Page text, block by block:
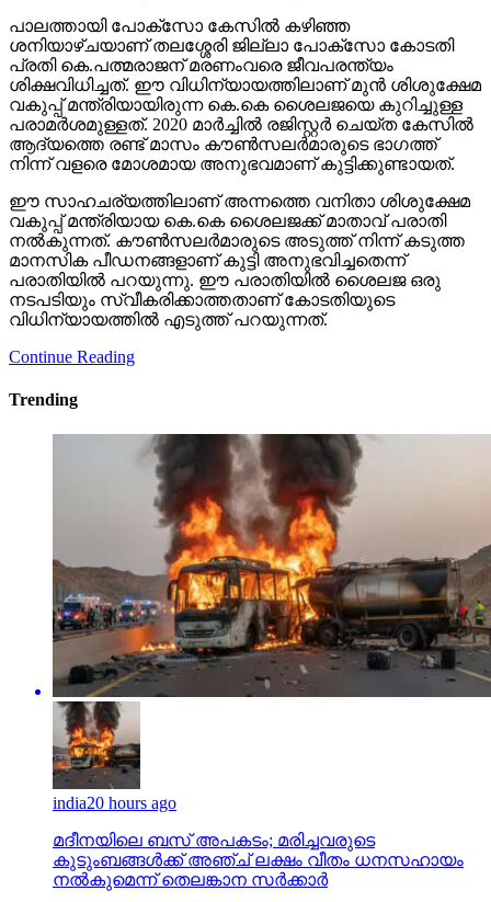
പാലത്തായി പോക്സോ കേസില്‍ കഴിഞ്ഞ
ശനിയാഴ്ചയാണ് തലശ്ശേരി ജില്ലാ പോക്സോ കോടതി
പ്രതി കെ.പത്മരാജന് മരണംവരെ ജീവപരന്ത്യം
ശിക്ഷവിധിച്ചത്. ഈ വിധിന്യായത്തിലാണ് മുന്‍ ശിശുക്ഷേമ
വകുപ്പ് മന്ത്രിയായിരുന്ന കെ.കെ ശൈലജയെ കുറിച്ചുള്ള
പരാമര്‍ശമുള്ളത്. 2020 മാര്‍ച്ചില്‍ രജിസ്റ്റര്‍ ചെയ്ത കേസില്‍
ആദ്യത്തെ രണ്ട് മാസം കൗണ്‍സലര്‍മാരുടെ ഭാഗത്ത്
നിന്ന് വളരെ മോശമായ അനുഭവമാണ് കുട്ടിക്കുണ്ടായത്.
ഈ സാഹചര്യത്തിലാണ് അന്നത്തെ വനിതാ ശിശുക്ഷേമ
വകുപ്പ് മന്ത്രിയായ കെ.കെ ശൈലജക്ക് മാതാവ് പരാതി
നല്‍കുന്നത്. കൗണ്‍സലര്‍മാരുടെ അടുത്ത് നിന്ന് കടുത്ത
മാനസിക പീഡനങ്ങളാണ് കുട്ടി അനുഭവിച്ചതെന്ന്
പരാതിയില്‍ പറയുന്നു. ഈ പരാതിയില്‍ ശൈലജ ഒരു
നടപടിയും സ്വീകരിക്കാത്തതാണ് കോടതിയുടെ
വിധിന്യായത്തില്‍ എടുത്ത് പറയുന്നത്.
Continue Reading
Trending
india20 hours ago
മദീനയിലെ ബസ് അപകടം; മരിച്ചവരുടെ
കുടുംബങ്ങള്‍ക്ക് അഞ്ച് ലക്ഷം വീതം ധനസഹായം
നല്‍കുമെന്ന് തെലങ്കാന സര്‍ക്കാര്‍